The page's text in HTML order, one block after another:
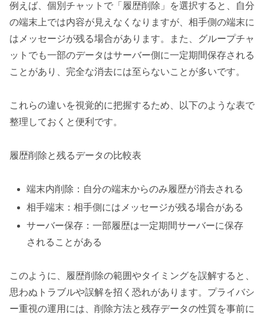
例えば、個別チャットで「履歴削除」を選択すると、自分
の端末上では内容が見えなくなりますが、相手側の端末に
はメッセージが残る場合があります。また、グループチャ
ットでも一部のデータはサーバー側に一定期間保存される
ことがあり、完全な消去には至らないことが多いです。
これらの違いを視覚的に把握するため、以下のような表で
整理しておくと便利です。
履歴削除と残るデータの比較表
端末内削除：自分の端末からのみ履歴が消去される
相手端末：相手側にはメッセージが残る場合がある
サーバー保存：一部履歴は一定期間サーバーに保存
されることがある
このように、履歴削除の範囲やタイミングを誤解すると、
思わぬトラブルや誤解を招く恐れがあります。プライバシ
ー重視の運用には、削除方法と残存データの性質を事前に